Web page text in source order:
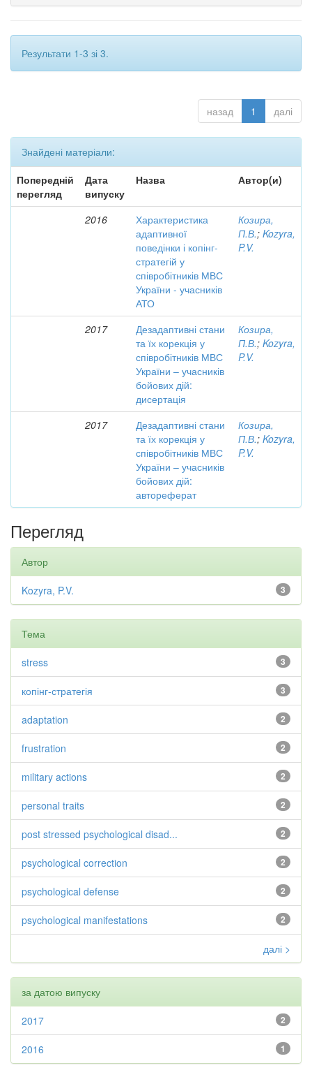
Результати 1-3 зі 3.
назад 1 далі
Знайдені матеріали:
Попередній
перегляд
Дата
випуску
Назва Автор(и)
2016
Характеристика
адаптивної
поведінки і копінг-
стратегій у
співробітників МВС
України - учасників
АТО
Козира,
П.В.; Kozyra,
P.V.
2017
Дезадаптивні стани
та їх корекція у
співробітників МВС
України – учасників
бойових дій:
дисертація
Козира,
П.В.; Kozyra,
P.V.
2017
Дезадаптивні стани
та їх корекція у
співробітників МВС
України – учасників
бойових дій:
автореферат
Козира,
П.В.; Kozyra,
P.V.
Перегляд
Автор
3
Kozyra, P.V.
Тема
3
stress
3
копінг-стратегія
2
adaptation
2
frustration
2
military actions
2
personal traits
2
post stressed psychological disad...
2
psychological correction
2
psychological defense
2
psychological manifestations
далі >
за датою випуску
2
2017
1
2016